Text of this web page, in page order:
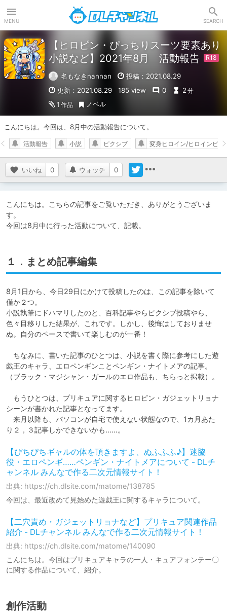
MENU SEARCH
【ヒロピン・ぴっちりスーツ要素あり
小説など】2021年8月 活動報告
名もなきnannan
投稿：2021.08.29
更新：2021.08.29
185 view 0 2 分
1 作品 ノベル
こんにちは。今回は、8月中の活動報告について。
いいね 0 ウォッチ 0
活動報告 小説 ピクシブ 変身ヒロイン/ヒロインピン
こんにちは。こちらの記事をご覧いただき、ありがとうございま
す。
今回は8月中に行った活動について、記載。
１．まとめ記事編集
8月1日から、今日29日にかけて投稿したのは、この記事を除いて
僅か２つ。
小説執筆にドハマリしたのと、百科記事やらピクシブ投稿やら、
色々目移りした結果が、これです。しかし、後悔はしておりませ
ぬ。自分のペースで書いて楽しむのが一番！
ちなみに、書いた記事のひとつは、小説を書く際に参考にした遊
戯王のキャラ、エロペンギンことペンギン・ナイトメアの記事。
（ブラック・マジシャン・ガールのエロ作品も、ちらっと掲載）。
もうひとつは、プリキュアに関するヒロピン・ガジェットリョナ
シーンが書かれた記事となってます。
来月以降も、パソコンが自宅で使えない状態なので、1カ月あた
り２，３記事しかできないかも……。
【ぴちぴちギャルの体を頂きますよ、ぬふふふ♪】迷脇
役・エロペンギ……ペンギン・ナイトメアについて - DLチ
ャンネル みんなで作る二次元情報サイト！
出典: https://ch.dlsite.com/matome/138785
今回は、最近改めて見始めた遊戯王に関するキャラについて。
【二穴責め・ガジェットリョナなど】プリキュア関連作品
紹介 - DLチャンネル みんなで作る二次元情報サイト！
出典: https://ch.dlsite.com/matome/140090
こんにちは。今回はプリキュアキャラの一人・キュアフォンテー〇
に関する作品について、紹介。
創作活動